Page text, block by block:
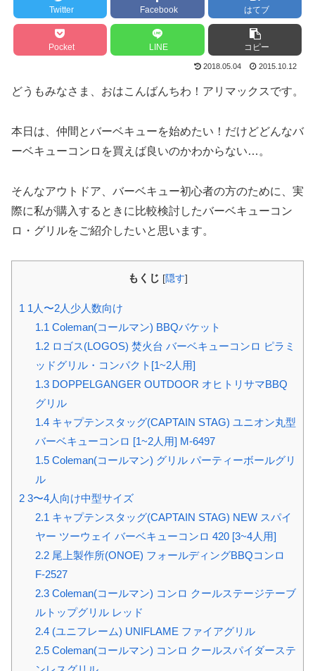
Twitter Facebook はてブ
Pocket LINE コピー
2018.05.04 2015.10.12
どうもみなさま、おはこんばんちわ！アリマックスです。
本日は、仲間とバーベキューを始めたい！だけどどんなバ
ーベキューコンロを買えば良いのかわからない…。
そんなアウトドア、バーベキュー初心者の方のために、実
際に私が購入するときに比較検討したバーベキューコン
ロ・グリルをご紹介したいと思います。
もくじ [隠す]
1 1人〜2人少人数向け
1.1 Coleman(コールマン) BBQバケット
1.2ロゴス(LOGOS) 焚火台 バーベキューコンロ ピラミ
ッドグリル・コンパクト[1~2人用]
1.3DOPPELGANGER OUTDOOR オヒトリサマBBQ
グリル
1.4キャプテンスタッグ(CAPTAIN STAG) ユニオン丸型
バーベキューコンロ [1~2人用] M-6497
1.5Coleman(コールマン) グリル パーティーボールグリ
ル
2 3〜4人向け中型サイズ
2.1 キャプテンスタッグ(CAPTAIN STAG) NEW スパイ
ヤー ツーウェイ バーベキューコンロ 420 [3~4人用]
2.2尾上製作所(ONOE) フォールディングBBQコンロ
F-2527
2.3Coleman(コールマン) コンロ クールステージテーブ
ルトップグリル レッド
2.4(ユニフレーム) UNIFLAME ファイアグリル
2.5Coleman(コールマン) コンロ クールスパイダーステ